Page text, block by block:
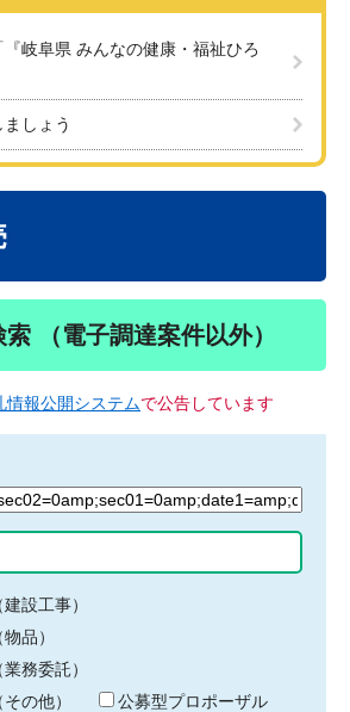
岐阜県 みんなの健康・福祉ひろ
しょう
（電子調達案件以外）
情報公開システムで公告しています
設工事）
品）
務委託）
の他）
公募型プロポーザル